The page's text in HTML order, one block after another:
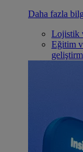
Daha fazla
Lojistik
Eğitim